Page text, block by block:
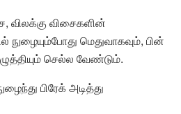
விலக்கு விசைகளின்
நுழையும்போது மெதுவாகவும், பின்
செல்ல வேண்டும்.
பிரேக் அடித்து